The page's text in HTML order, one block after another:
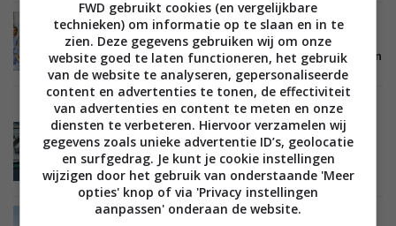
TIPS EN ADVIES ENTERTAINMENT
FILMS EN SERIES
22 MEI 2026
Streamingtips #21 – Kylie, Kneecap, The Bride! en
meer
TIPS EN ADVIES ENTERTAINMENT
FILMS EN SERIES
15 MEI 2026
Streamingtips #20 – The Punisher, Liftoff en
meer
TIPS EN ADVIES
FWD gebruikt cookies (en vergelijkbare
technieken) om informatie op te slaan en in te
zien. Deze gegevens gebruiken wij om onze
website goed te laten functioneren, het gebruik
van de website te analyseren, gepersonaliseerde
content en advertenties te tonen, de effectiviteit
van advertenties en content te meten en onze
diensten te verbeteren. Hiervoor verzamelen wij
gegevens zoals unieke advertentie ID’s, geolocatie
en surfgedrag. Je kunt je cookie instellingen
wijzigen door het gebruik van onderstaande 'Meer
opties' knop of via 'Privacy instellingen
aanpassen' onderaan de website.